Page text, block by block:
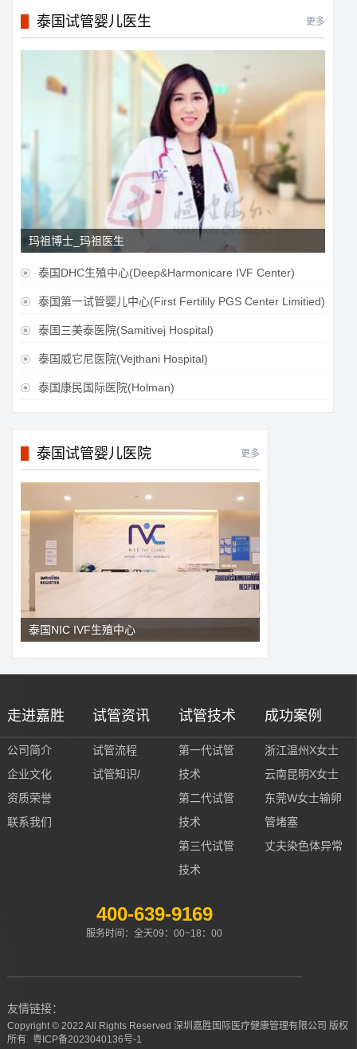
泰国试管婴儿医生 更多
玛祖博士_玛祖医生
 泰国DHC生殖中心(Deep&Harmonicare IVF Center)
 泰国第一试管婴儿中心(First Fertilily PGS Center Limitied)
 泰国三美泰医院(Samitivej Hospital)
 泰国威它尼医院(Vejthani Hospital)
 泰国康民国际医院(Holman)
泰国试管婴儿医院 更多
泰国NIC IVF生殖中心
走进嘉胜
公司简介
企业文化
资质荣誉
联系我们
试管资讯
试管流程
试管知识/
试管技术
第一代试管
技术
第二代试管
技术
第三代试管
技术
成功案例
浙江温州X女士
云南昆明X女士
东莞W女士输卵
管堵塞
丈夫染色体异常
400-639-9169
服务时间：全天09：00~18：00
友情链接：
Copyright © 2022 All Rights Reserved 深圳嘉胜国际医疗健康管理有限公司 版权
所有 粤ICP备2023040136号-1